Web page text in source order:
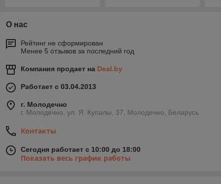
О нас
Рейтинг не сформирован
Менее 5 отзывов за последний год
Компания продает на Deal.by
Работает с 03.04.2013
г. Молодечно
г. Молодечно, ул. Я. Купалы, 37, Молодечно, Беларусь
Контакты
Сегодня работает с 10:00 до 18:00
Показать весь график работы